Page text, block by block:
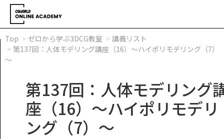
Top ゼロから学ぶ3DCG教室
講義リスト
第137回：人体モデリング講座（16）～ハイポリモデリング（7）
～
第137回：人体モデリング
座（16）～ハイポリモデリ
ング（7）～